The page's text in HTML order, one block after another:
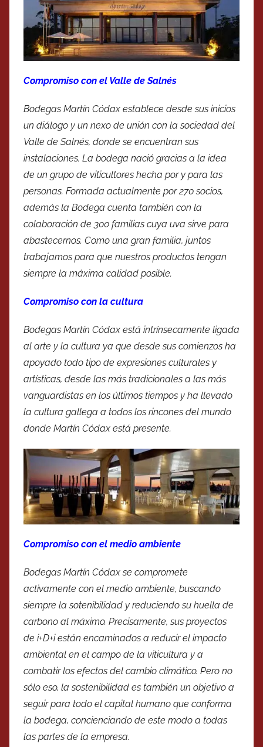
Compromiso con el Valle de Salnés
Bodegas Martín Códax establece desde sus inicios
un diálogo y un nexo de unión con la sociedad del
Valle de Salnés, donde se encuentran sus
instalaciones. La bodega nació gracias a la idea
de un grupo de viticultores hecha por y para las
personas. Formada actualmente por 270 socios,
además la Bodega cuenta también con la
colaboración de 300 familias cuya uva sirve para
abastecernos. Como una gran familia, juntos
trabajamos para que nuestros productos tengan
siempre la máxima calidad posible.
Compromiso con la cultura
Bodegas Martín Códax está intrínsecamente ligada
al arte y la cultura ya que desde sus comienzos ha
apoyado todo tipo de expresiones culturales y
artísticas, desde las más tradicionales a las más
vanguardistas en los últimos tiempos y ha llevado
la cultura gallega a todos los rincones del mundo
donde Martín Códax está presente.
Compromiso con el medio ambiente
Bodegas Martín Códax se compromete
activamente con el medio ambiente, buscando
siempre la sotenibilidad y reduciendo su huella de
carbono al máximo. Precisamente, sus proyectos
de i+D+i están encaminados a reducir el impacto
ambiental en el campo de la viticultura y a
combatir los efectos del cambio climático. Pero no
sólo eso, la sostenibilidad es también un objetivo a
seguir para todo el capital humano que conforma
la bodega, concienciando de este modo a todas
las partes de la empresa.